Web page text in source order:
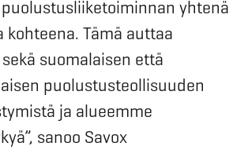
yhtenä
kohteena. Tämä auttaa
suomalaisen että
puolustusteollisuuden
ja alueemme
sanoo Savox